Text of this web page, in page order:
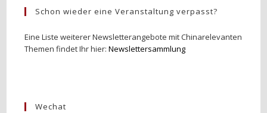
Schon wieder eine Veranstaltung verpasst?
Eine Liste weiterer Newsletterangebote mit Chinarelevanten
Themen findet Ihr hier:Newslettersammlung
Wechat